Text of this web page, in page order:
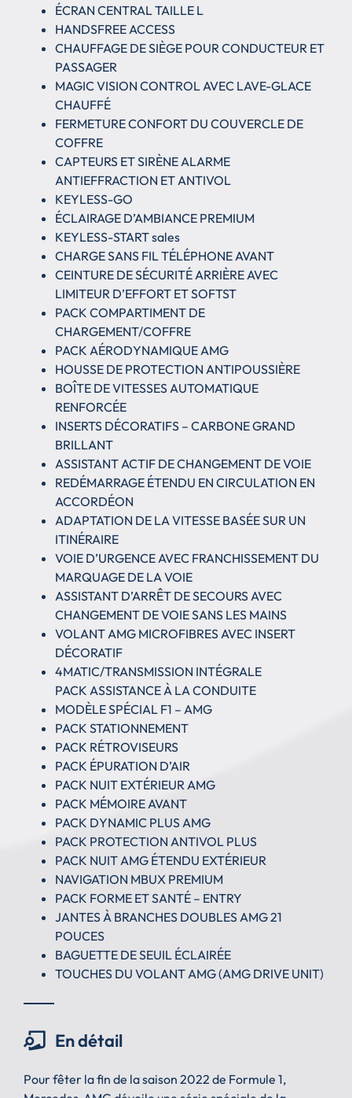
ÉCRAN CENTRAL TAILLE L
HANDSFREE ACCESS
CHAUFFAGE DE SIÈGE POUR CONDUCTEUR ET
PASSAGER
MAGIC VISION CONTROL AVEC LAVE-GLACE
CHAUFFÉ
FERMETURE CONFORT DU COUVERCLE DE
COFFRE
CAPTEURS ET SIRÈNE ALARME
ANTIEFFRACTION ET ANTIVOL
KEYLESS-GO
ÉCLAIRAGE D’AMBIANCE PREMIUM
KEYLESS-START sales
CHARGE SANS FIL TÉLÉPHONE AVANT
CEINTURE DE SÉCURITÉ ARRIÈRE AVEC
LIMITEUR D’EFFORT ET SOFTST
PACK COMPARTIMENT DE
CHARGEMENT/COFFRE
PACK AÉRODYNAMIQUE AMG
HOUSSE DE PROTECTION ANTIPOUSSIÈRE
BOÎTE DE VITESSES AUTOMATIQUE
RENFORCÉE
INSERTS DÉCORATIFS – CARBONE GRAND
BRILLANT
ASSISTANT ACTIF DE CHANGEMENT DE VOIE
REDÉMARRAGE ÉTENDU EN CIRCULATION EN
ACCORDÉON
ADAPTATION DE LA VITESSE BASÉE SUR UN
ITINÉRAIRE
VOIE D’URGENCE AVEC FRANCHISSEMENT DU
MARQUAGE DE LA VOIE
ASSISTANT D’ARRÊT DE SECOURS AVEC
CHANGEMENT DE VOIE SANS LES MAINS
VOLANT AMG MICROFIBRES AVEC INSERT
DÉCORATIF
4MATIC/TRANSMISSION INTÉGRALE
PACK ASSISTANCE À LA CONDUITE
MODÈLE SPÉCIAL F1 – AMG
PACK STATIONNEMENT
PACK RÉTROVISEURS
PACK ÉPURATION D’AIR
PACK NUIT EXTÉRIEUR AMG
PACK MÉMOIRE AVANT
PACK DYNAMIC PLUS AMG
PACK PROTECTION ANTIVOL PLUS
PACK NUIT AMG ÉTENDU EXTÉRIEUR
NAVIGATION MBUX PREMIUM
PACK FORME ET SANTÉ – ENTRY
JANTES À BRANCHES DOUBLES AMG 21
POUCES
BAGUETTE DE SEUIL ÉCLAIRÉE
TOUCHES DU VOLANT AMG (AMG DRIVE UNIT)
En détail
Pour fêter la fin de la saison 2022 de Formule 1,